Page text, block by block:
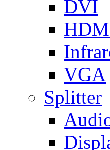
DVI
VGA
Splitter